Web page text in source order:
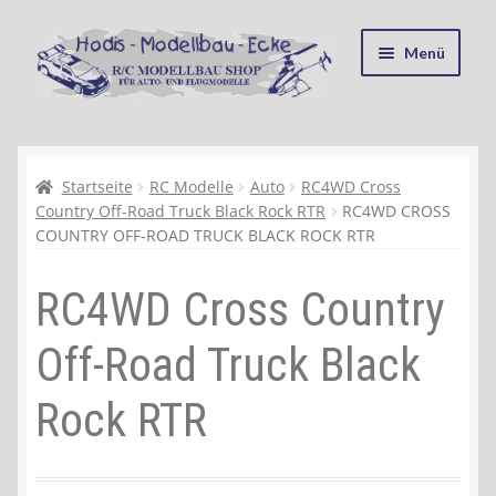
Zur
Navigation
springen
Zum
Inhalt
springen
Menü
Kasse
Mein Konto
Recycling, Entsorgung und Umwelt
Shop
Warenkorb
Ablauf einer Bestellung
Startseite RC Modelle Auto
RC4WD Cross
Country Off-Road Truck Black Rock RTR
RC4WD CROSS
COUNTRY OFF-ROAD TRUCK BLACK ROCK RTR
RC4WD Cross Country
Off-Road Truck Black
Rock RTR